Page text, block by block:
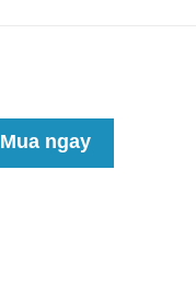
Mua ngay